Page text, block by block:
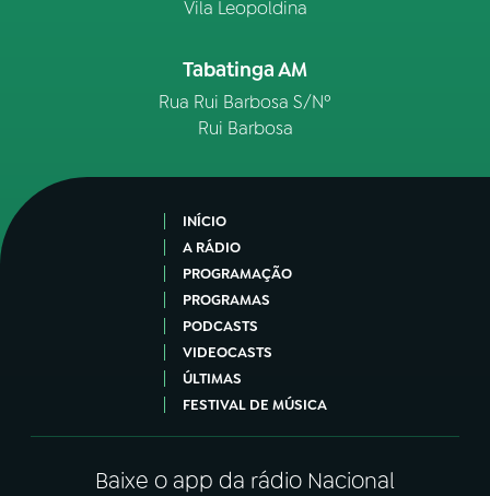
Vila Leopoldina
Tabatinga AM
Rua Rui Barbosa S/Nº
Rui Barbosa
INÍCIO
A RÁDIO
PROGRAMAÇÃO
PROGRAMAS
PODCASTS
VIDEOCASTS
ÚLTIMAS
FESTIVAL DE MÚSICA
Baixe o app da rádio Nacional